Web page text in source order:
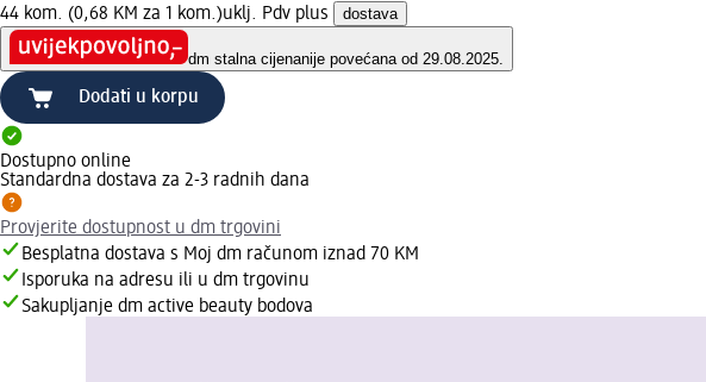
44 kom. (0,68 KM za 1 kom.)uklj. Pdv plus dostava
dm stalna cijenanije povećana od 29.08.2025.
Dodati u korpu
Dostupno online
Standardna dostava za 2-3 radnih dana
Provjerite dostupnost u dm trgovini
Besplatna dostava s Moj dm računom iznad 70 KM
Isporuka na adresu ili u dm trgovinu
Sakupljanje dm active beauty bodova